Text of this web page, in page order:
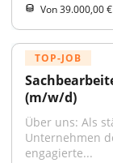
Von 39.000,00
TOP-JOB
(m/w/d)
Über uns: Als
Unternehmen
engagierte...